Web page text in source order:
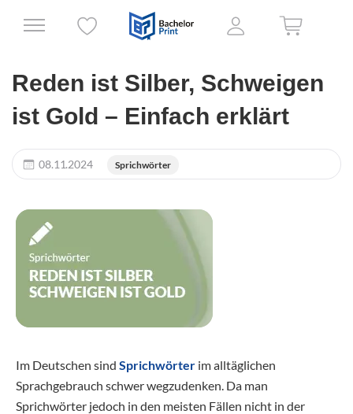
Reden ist Silber, Schweigen
ist Gold – Einfach erklärt
08.11.2024 Sprichwörter
Im Deutschen sind Sprichwörter im alltäglichen
Sprachgebrauch schwer wegzudenken. Da man
Sprichwörter jedoch in den meisten Fällen nicht in der